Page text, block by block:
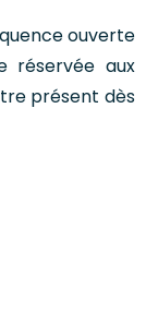
ouverte
réservée aux
présent dès